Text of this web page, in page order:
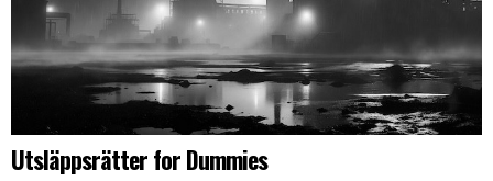
Utsläppsrätter for Dummies